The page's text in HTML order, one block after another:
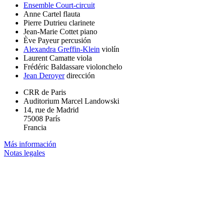
Ensemble Court-circuit
Anne Cartel flauta
Pierre Dutrieu clarinete
Jean-Marie Cottet piano
Ève Payeurpercusión
Alexandra Greffin-Klein violín
Laurent Camatte viola
Frédéric Baldassare violonchelo
Jean Deroyer dirección
CRR de Paris
Auditorium Marcel Landowski
14, rue de Madrid
75008 París
Francia
Más información
Notas legales